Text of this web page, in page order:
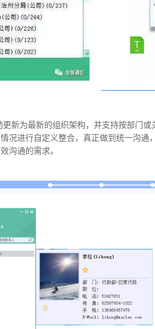
新为最新的组织架构，并支持按部门
况进行自定义整合，真正做到统一沟
沟通的需求。